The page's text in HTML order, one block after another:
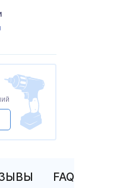
FAQ